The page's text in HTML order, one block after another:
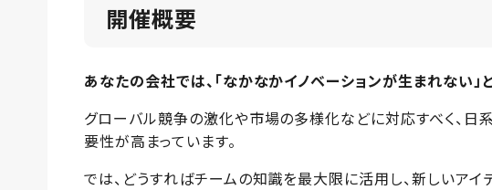
開催概要
あなたの会社では、「なかなかイノベーションが生まれない」
グローバル競争の激化や市場の多様化などに対応すべく、
要性が高まっています。
では、どうすればチームの知識を最大限に活用し、新しいアイ